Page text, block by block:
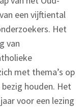
een vijftiental
Het
van
met thema’s op
houden. Het
voor een lezing